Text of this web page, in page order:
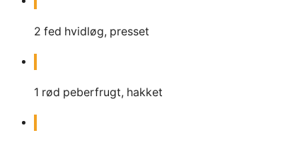
2 fed hvidløg, presset
1 rød peberfrugt, hakket